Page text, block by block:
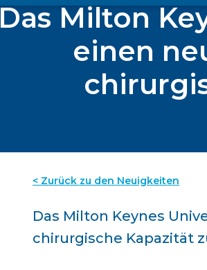
Das Milton
einen
< Zurück zu den Neuigkeiten
Das Milton Keynes
chirurgische Kapazität